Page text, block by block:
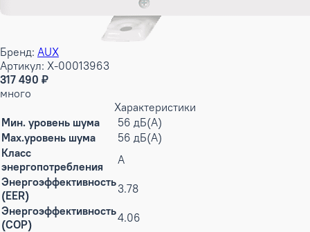
Бренд: AUX
Артикул: X-00013963
317 490 ₽
много
Характеристики
Мин. уровень шума
56 дБ(А)
Max.уровень шума
56 дБ(А)
Класс
энергопотребления
A
Энергоэффективность
(EER)
3.78
Энергоэффективность
(COP)
4.06